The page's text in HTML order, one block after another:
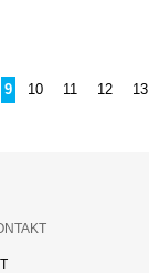
9 10 11 12
13
IT